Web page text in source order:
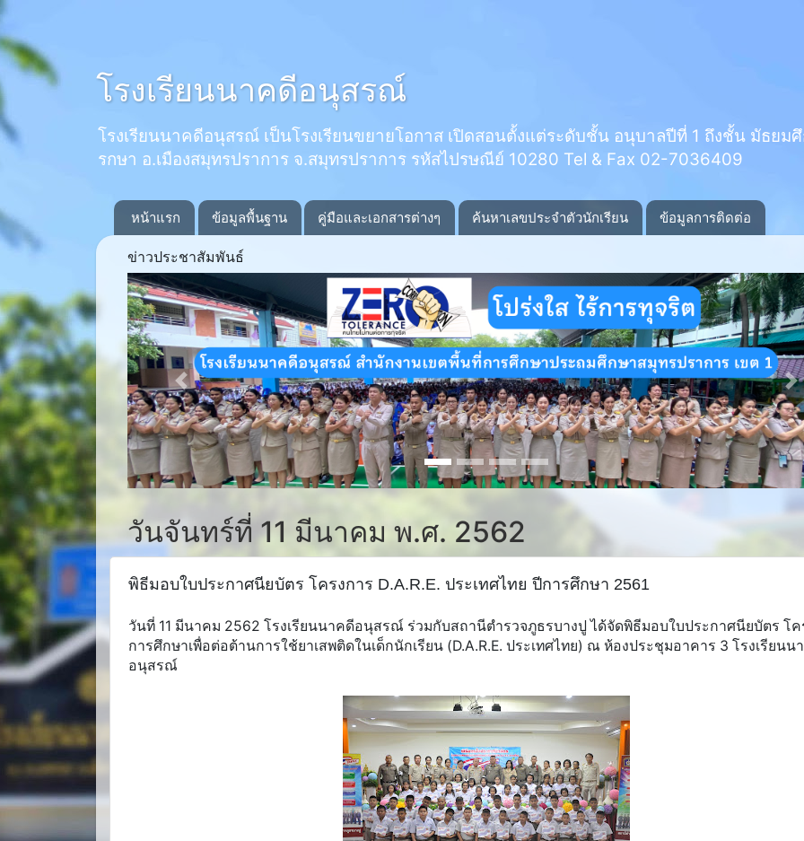
โรงเรียนนาคดีอนุสรณ์
โรงเรียนนาคดีอนุสรณ์ เป็นโรงเรียนขยายโอกาส เปิดสอนตั้งแต่ระดับชั้น อนุบาลปีที่ 1 ถึงชั้น มัธยม
รกษา อ.เมืองสมุทรปราการ จ.สมุทรปราการ รหัสไปรษณีย์ 10280 Tel & Fax 02-7036409
หน้าแรก ข้อมูลพื้นฐาน คู่มือและเอกสารต่างๆ ค้นหาเลขประจำตัวนักเรียน ข้อมูลการติดต่อ
ข่าวประชาสัมพันธ์
Previous
วันจันทร์ที่ 11 มีนาคม พ.ศ. 2562
พิธีมอบใบประกาศนียบัตร โครงการ D.A.R.E. ประเทศไทย ปีการศึกษา 2561
วันที่ 11 มีนาคม 2562 โรงเรียนนาคดีอนุสรณ์ ร่วมกับสถานีตำรวจภูธรบางปู ได้จัดพิธีมอบใบประกาศนียบัตร โค
การศึกษาเพื่อต่อต้านการใช้ยาเสพติดในเด็กนักเรียน (D.A.R.E. ประเทศไทย) ณ ห้องประชุมอาคาร 3 โรงเรียนน
อนุสรณ์